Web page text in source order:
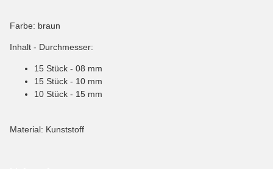
Farbe: braun
Inhalt - Durchmesser:
15 Stück - 08 mm
15 Stück - 10 mm
10 Stück - 15 mm
Material: Kunststoff